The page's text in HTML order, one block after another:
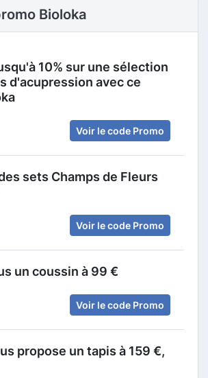
Bioloka
10% sur une sélection
d'acupression avec ce
Voir le code Promo
sets Champs de Fleurs
Voir le code Promo
un coussin à 99 €
Voir le code Promo
propose un tapis à 159 €,